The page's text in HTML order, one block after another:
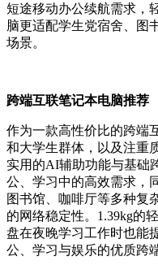
短途移动办公续航需求，
脑更适配学生党宿舍、图
场景。
跨端互联笔记本电脑推荐
作为一款高性价比的跨端
和大学生群体，以及注重
实用的AI辅助功能与基础
公、学习中的高效需求，
图书馆、咖啡厅等多种复
的网络稳定性。1.39kg的
盘在夜晚学习工作时也能
公、学习与娱乐的优质跨